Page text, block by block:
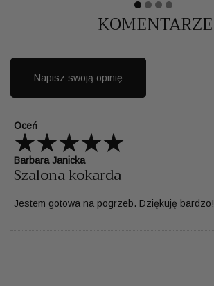
KOMENTARZE
Napisz swoją opinię
Oceń
Barbara Janicka
Szalona kokarda
Jestem gotowa na pogrzeb. Dziękuję bardzo!